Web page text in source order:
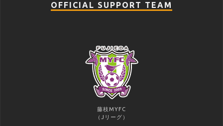
OFFICIAL SUPPORT TEAM
藤枝MYFC
（Jリーグ）